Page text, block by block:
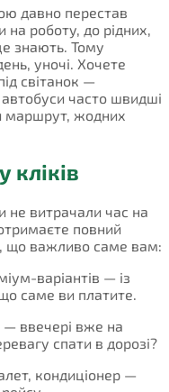
давно перестав
на роботу, до рідних,
знають. Тому
уночі. Хочете
світанок —
часто швидші
маршрут, жодних
кліків
витрачали час на
повний
що важливо саме вам:
варіантів — із
саме ви платите.
— ввечері вже на
спати в дорозі?
кондиціонер —